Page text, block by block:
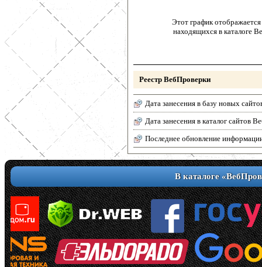
Этот график отображается
находящихся в каталоге
Реестр ВебПроверки
Дата занесения в базу новых
Дата занесения в каталог сайтов
Последнее обновление
В каталоге